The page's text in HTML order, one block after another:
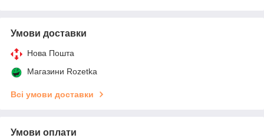
Умови доставки
Нова Пошта
Магазини Rozetka
Всі умови доставки
Умови оплати